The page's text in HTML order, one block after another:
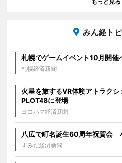
もっと見る
みん経ト
札幌でゲームイベント10月開
札幌経済新聞
火星を旅するVR体験アトラク
PLOT48に登場
ヨコハマ経済新聞
八広で町名誕生60周年祝賀会
すみだ経済新聞